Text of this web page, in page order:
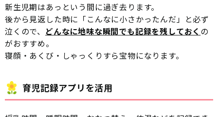
新生児期はあっという間に過ぎ去ります。
後から見返した時に「こんなに小さかったんだ」と必ず
泣くので、 どんなに地味な瞬間でも記録を残しておく の
がおすすめ。
寝顔・あくび・しゃっくりすら宝物になります。
育児記録アプリを活用